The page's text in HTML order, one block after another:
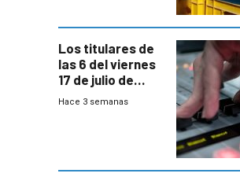
Los titulares de
las 6 del viernes
17 de julio de
2026
Hace 3 semanas